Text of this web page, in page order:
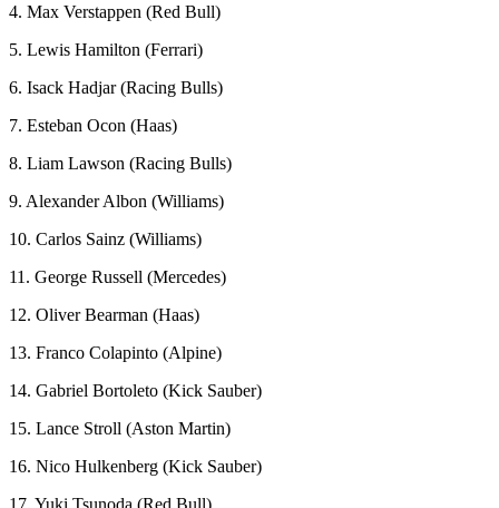
4. Max Verstappen (Red Bull)
5. Lewis Hamilton (Ferrari)
6. Isack Hadjar (Racing Bulls)
7. Esteban Ocon (Haas)
8. Liam Lawson (Racing Bulls)
9. Alexander Albon (Williams)
10. Carlos Sainz (Williams)
11. George Russell (Mercedes)
12. Oliver Bearman (Haas)
13. Franco Colapinto (Alpine)
14. Gabriel Bortoleto (Kick Sauber)
15. Lance Stroll (Aston Martin)
16. Nico Hulkenberg (Kick Sauber)
17. Yuki Tsunoda (Red Bull)